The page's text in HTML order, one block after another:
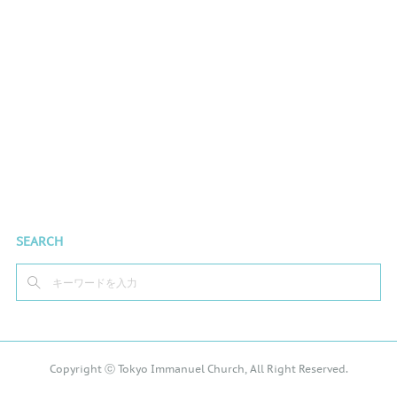
SEARCH
Copyright ⓒ Tokyo Immanuel Church, All Right Reserved.